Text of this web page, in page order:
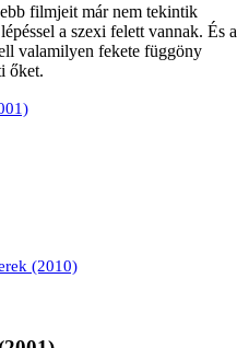
filmjeit már nem tekintik
a szexi felett vannak. És a
valamilyen fekete függöny
őket.
(2010)